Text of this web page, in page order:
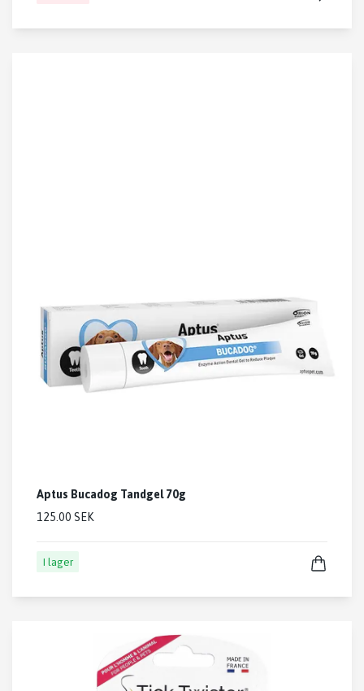
Aptus Bucadog Tandgel 70g
125.00 SEK
I lager